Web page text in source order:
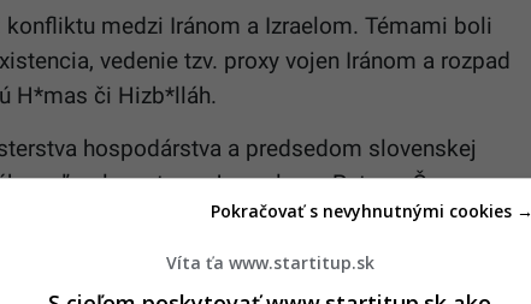
medzi Iránom a Izraelom. Témami boli
vedenie tzv. proxy vojen Iránom a rozpad
H*mas či Hizb*lláh.
hospodárstva a predsedom slovenskej
veľvyslanectva v Jeruzaleme Petrom Švecom
v konflikte a čo by znamenalo, keby Izrael
vodcu. Výsledok si môžeš pozrieť
Víta ťa www.startitup.sk
Pokračovať s nevyhnutnými cookies →